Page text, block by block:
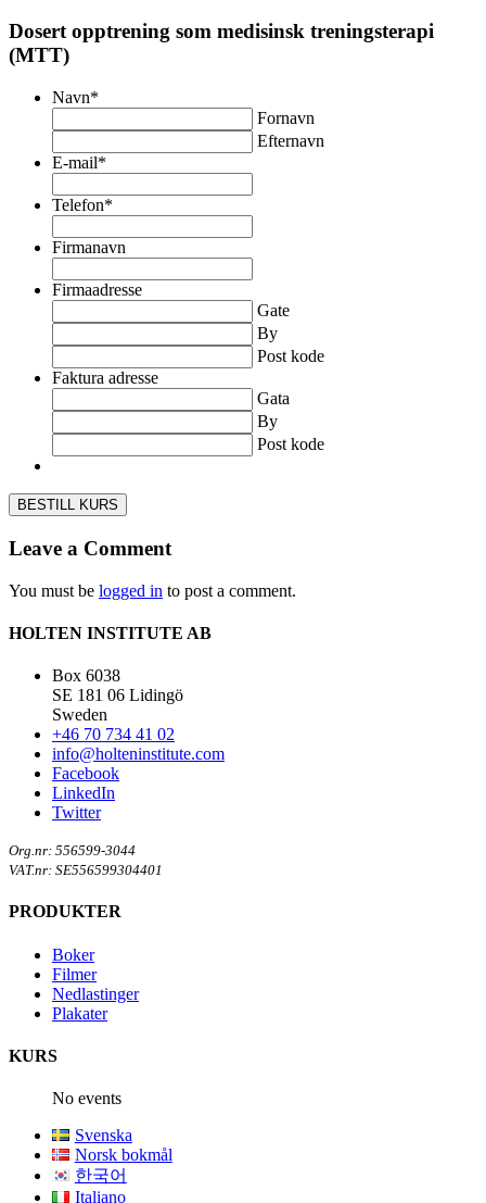
Dosert opptrening som medisinsk treningsterapi
(MTT)
Navn*
Fornavn
Efternavn
E-mail*
Telefon*
Firmanavn
Firmaadresse
Gate
By
Post kode
Faktura adresse
Gata
By
Post kode
BESTILL KURS
Leave a Comment
You must be logged in to post a comment.
HOLTEN INSTITUTE AB
Box 6038
SE 181 06 Lidingö
Sweden
+46 70 734 41 02
info@holteninstitute.com
Facebook
LinkedIn
Twitter
Org.nr: 556599-3044
VAT.nr: SE556599304401
PRODUKTER
Boker
Filmer
Nedlastinger
Plakater
KURS
No events
Svenska
Norsk bokmål
한국어
Italiano